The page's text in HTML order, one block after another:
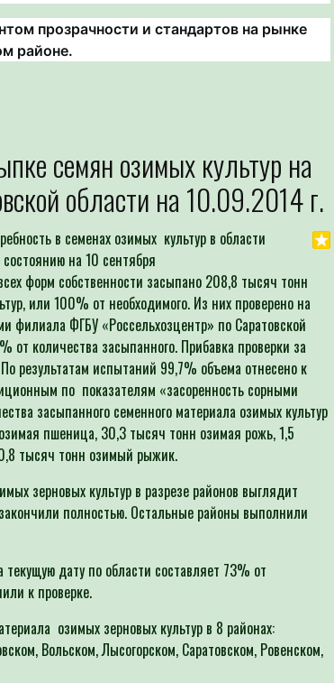
прозрачности и стандартов на рынке
районе.
семян озимых культур на
области на 10.09.2014 г.
в семенах озимых культур в области
на 10 сентября
форм собственности засыпано 208,8 тысяч тонн
или 100% от необходимого. Из них проверено на
филиала ФГБУ «Россельхозцентр» по Саратовской
от количества засыпанного. Прибавка проверки за
результатам испытаний 99,7% объема отнесено к
по показателям «засоренность сорными
засыпанного семенного материала озимых культур
пшеница, 30,3 тысяч тонн озимая рожь, 1,5
тысяч тонн озимый рыжик.
зерновых культур в разрезе районов выглядит
полностью. Остальные районы выполнили
текущую дату по области составляет 73% от
к проверке.
озимых зерновых культур в 8 районах:
Вольском, Лысогорском, Саратовском, Ровенском,